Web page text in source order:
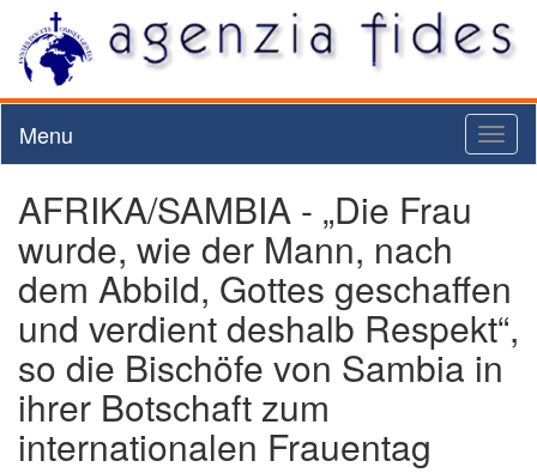
Menu
AFRIKA/SAMBIA - „Die Frau
wurde, wie der Mann, nach
dem Abbild, Gottes geschaffen
und verdient deshalb Respekt“,
so die Bischöfe von Sambia in
ihrer Botschaft zum
internationalen Frauentag